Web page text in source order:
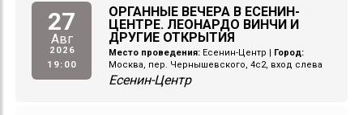
27
Авг
2026
19:00
ОРГАННЫЕ ВЕЧЕРА В ЕСЕНИН-
ЦЕНТРЕ. ЛЕОНАРДО ВИНЧИ И
ДРУГИЕ ОТКРЫТИЯ
Место проведения: Есенин-Центр
Город:
Москва, пер. Чернышевского, 4с2, вход слева
Есенин-Центр